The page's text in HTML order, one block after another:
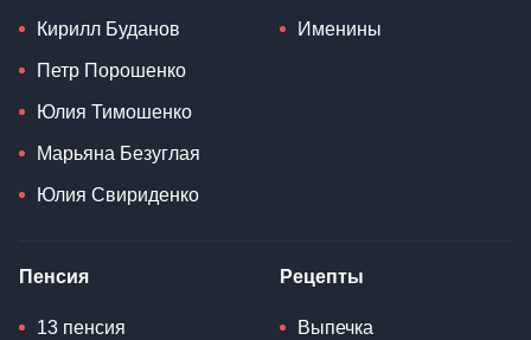
Кирилл Буданов
Петр Порошенко
Юлия Тимошенко
Марьяна Безуглая
Юлия Свириденко
Именины
Пенсия
13 пенсия
Рецепты
Выпечка